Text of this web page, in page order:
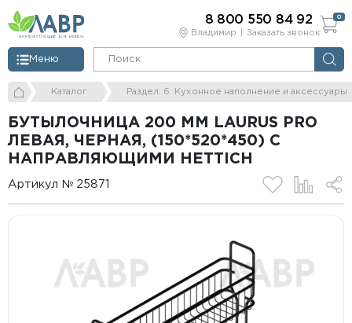
Владимир Заказать звонок
Меню
8 800 550 84 92 0
Каталог Раздел: 6. Кухонное наполнение и аксессуары
БУТЫЛОЧНИЦА 200 ММ LAURUS PRO
ЛЕВАЯ, ЧЕРНАЯ, (150*520*450) С
НАПРАВЛЯЮЩИМИ HETTICH
Артикул № 25871